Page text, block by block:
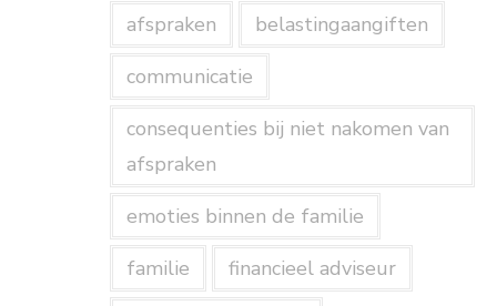
afspraken
belastingaangiften
communicatie
consequenties bij niet nakomen van
afspraken
emoties binnen de familie
familie
financieel adviseur